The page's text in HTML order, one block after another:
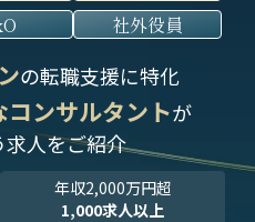
社外役員
の転職支援に特化
ンサルタントが
求人をご紹介
年収2,000万円超
1,000求人以上